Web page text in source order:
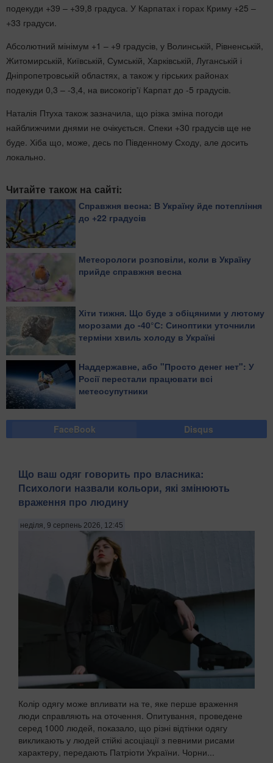
подекуди +39 – +39,8 градуса. У Карпатах і горах Криму +25 –
+33 градуси.
Абсолютний мінімум +1 – +9 градусів, у Волинській, Рівненській,
Житомирській, Київській, Сумській, Харківській, Луганській і
Дніпропетровській областях, а також у гірських районах
подекуди 0,3 – -3,4, на високогір'ї Карпат до -5 градусів.
Наталія Птуха також зазначила, що різка зміна погоди
найближчими днями не очікується. Спеки +30 градусів ще не
буде. Хіба що, може, десь по Південному Сходу, але досить
локально.
Читайте також на сайті:
Справжня весна: В Україну йде потепління
до +22 градусів
Метеорологи розповіли, коли в Україну
прийде справжня весна
Хіти тижня. Що буде з обіцяними у лютому
морозами до -40°С: Синоптики уточнили
терміни хвиль холоду в Україні
Наддержавне, або "Просто денег нет": У
Росії перестали працювати всі
метеосупутники
FaceBook Disqus
Що ваш одяг говорить про власника:
Психологи назвали кольори, які змінюють
враження про людину
неділя, 9 серпень 2026, 12:45
Колір одягу може впливати на те, яке перше враження
люди справляють на оточення. Опитування, проведене
серед 1000 людей, показало, що різні відтінки одягу
викликають у людей стійкі асоціації з певними рисами
характеру, передають Патріоти України. Чорни...